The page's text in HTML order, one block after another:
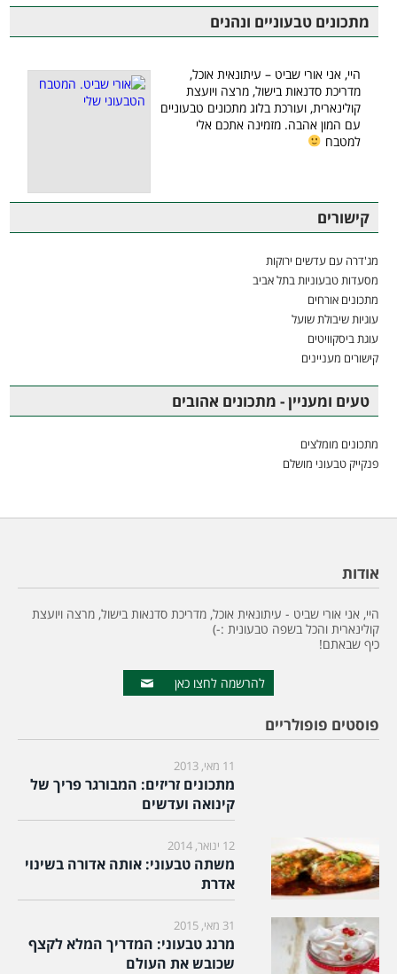
מתכונים טבעוניים ונהנים
היי, אני אורי שביט – עיתונאית אוכל,
מדריכת סדנאות בישול, מרצה ויועצת
קולינארית, ועורכת בלוג מתכונים טבעוניים
עם המון אהבה. מזמינה אתכם אלי
למטבח
קישורים
מג'דרה עם עדשים ירוקות
מסעדות טבעוניות בתל אביב
מתכונים אורחים
עוגיות שיבולת שועל
עוגת ביסקוויטים
קישורים מעניינים
טעים ומעניין - מתכונים אהובים
מתכונים מומלצים
פנקייק טבעוני מושלם
אודות
היי, אני אורי שביט - עיתונאית אוכל, מדריכת סדנאות בישול, מרצה ויועצת
קולינארית והכל בשפה טבעונית :-)
כיף שבאתם!
להרשמה לחצו כאן
פוסטים פופולריים
11 מאי, 2013
מתכונים זריזים: המבורגר פריך של
קינואה ועדשים
12 ינואר, 2014
משתה טבעוני: אותה אדורה בשינוי
אדרת
31 מאי, 2015
מרנג טבעוני: המדריך המלא לקצף
שכובש את העולם